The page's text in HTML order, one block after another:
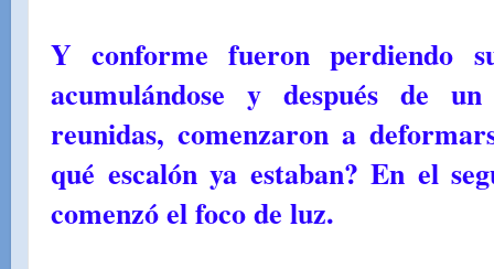
Y conforme fueron perdiendo
acumulándose y después de
reunidas, comenzaron a
qué escalón ya estaban? En el
comenzó el foco de luz.